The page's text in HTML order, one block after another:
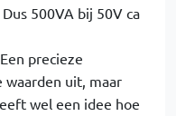
500VA bij 50V ca
precieze
uit, maar
wel een idee hoe